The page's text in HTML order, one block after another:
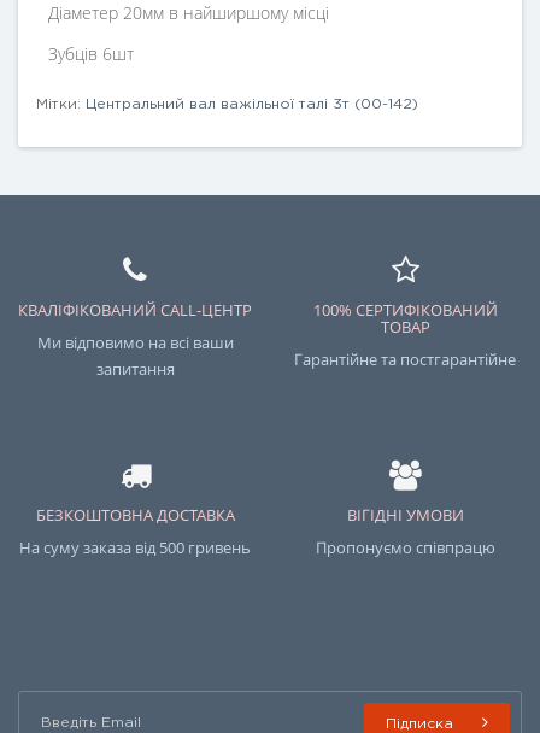
Діаметер 20мм в найширшому місці
Зубців 6шт
Мітки: Центральний вал важільної талі 3т (00-142)
КВАЛІФІКОВАНИЙ CALL-ЦЕНТР
Ми відповимо на всі ваши
запитання
100% СЕРТИФІКОВАНИЙ
ТОВАР
Гарантійне та постгарантійне
БЕЗКОШТОВНА ДОСТАВКА
На суму заказа від 500 гривень
ВІГІДНІ УМОВИ
Пропонуємо співпрацю
Підписка